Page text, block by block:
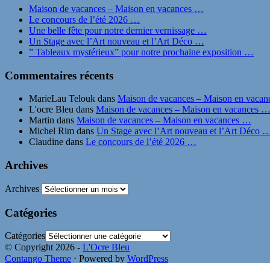
Maison de vacances – Maison en vacances …
Le concours de l’été 2026 …
Une belle fête pour notre dernier vernissage …
Un Stage avec l’Art nouveau et l’Art Déco …
” Tableaux mystérieux” pour notre prochaine exposition …
Commentaires récents
MarieLau Telouk dans Maison de vacances – Maison en
L'ocre Bleu dans Maison de vacances – Maison en vacances …
Martin dans Maison de vacances – Maison en vacances …
Michel Rim dans Un Stage avec l’Art nouveau et l’Art Déco
Claudine dans Le concours de l’été 2026 …
Archives
Archives
Catégories
Catégories
© Copyright 2026 - L'Ocre Bleu
Contango Theme ⋅ Powered by WordPress